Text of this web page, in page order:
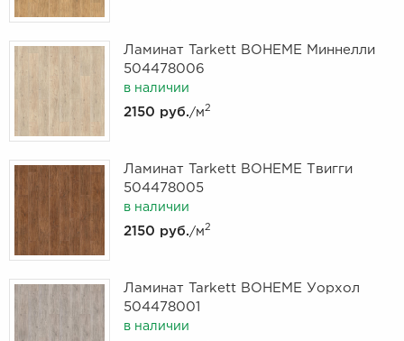
Ламинат Tarkett BOHEME Миннелли
504478006
в наличии
2150 руб./м2
Ламинат Tarkett BOHEME Твигги
504478005
в наличии
2150 руб./м2
Ламинат Tarkett BOHEME Уорхол
504478001
в наличии